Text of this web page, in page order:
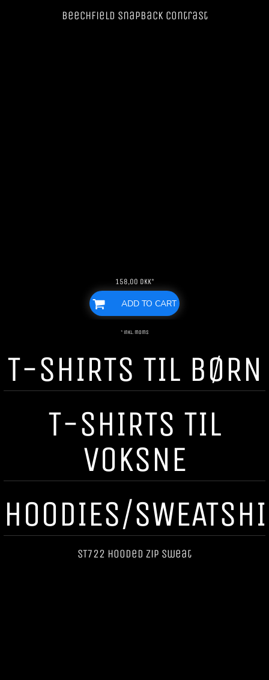
Beechfield SnapBack Contrast
158,00 DKK*
ADD TO CART
* inkl. moms
T-SHIRTS TIL BØRN
T-SHIRTS TIL
VOKSNE
HOODIES/
ST722 Hooded Zip Sweat